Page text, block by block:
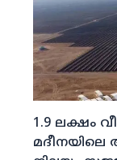
1.9 ലക്ഷം